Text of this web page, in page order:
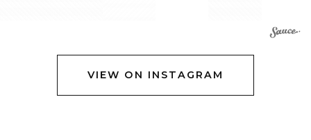
VIEW ON INSTAGRAM